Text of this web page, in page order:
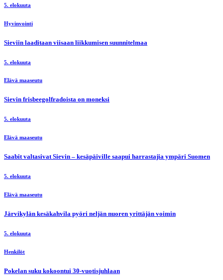
5. elokuuta
Hyvinvointi
Sieviin laaditaan viisaan liikkumisen suunnitelmaa
5. elokuuta
Elävä maaseutu
Sievin frisbeegolfradoista on moneksi
5. elokuuta
Elävä maaseutu
Saabit valtasivat Sievin – kesäpäiville saapui harrastajia ympäri Suomen
5. elokuuta
Elävä maaseutu
Järvikylän kesäkahvila pyöri neljän nuoren yrittäjän voimin
5. elokuuta
Henkilöt
Pokelan suku kokoontui 30-vuotisjuhlaan